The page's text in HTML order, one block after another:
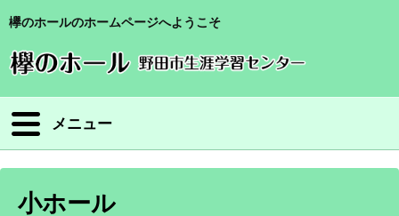
欅のホールのホームページへようこそ
メニュー
小ホール